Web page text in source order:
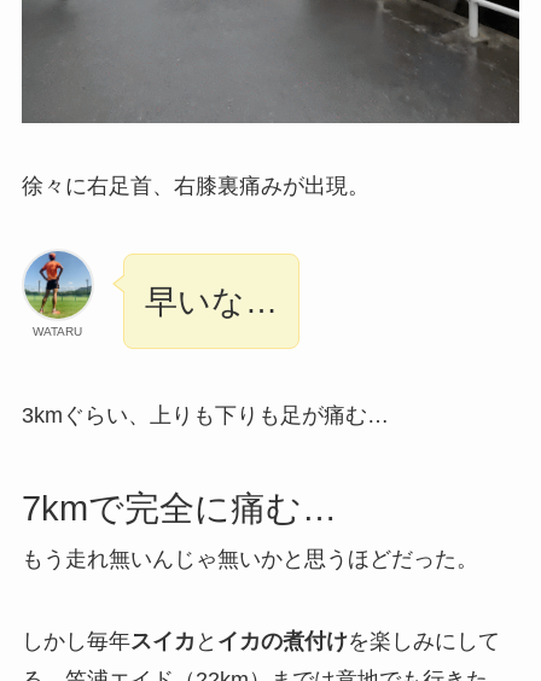
徐々に右足首、右膝裏痛みが出現。
WATARU
早いな…
3kmぐらい、上りも下りも足が痛む…
7kmで完全に痛む…
もう走れ無いんじゃ無いかと思うほどだった。
しかし毎年スイカ と イカの煮付けを楽しみにして